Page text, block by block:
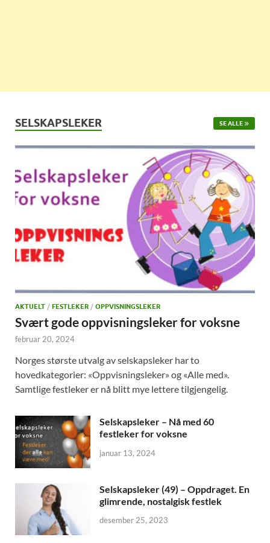
SELSKAPSLEKER SE ALLE
AKTUELT / FESTLEKER / OPPVISNINGSLEKER
Svært gode oppvisningsleker for voksne
februar 20, 2024
Norges største utvalg av selskapsleker har to
hovedkategorier: «Oppvisningsleker» og «Alle med».
Samtlige festleker er nå blitt mye lettere tilgjengelig.
Selskapsleker – Nå med 60
festleker for voksne
januar 13, 2024
Selskapsleker (49) – Oppdraget. En
glimrende, nostalgisk festlek
desember 25, 2023